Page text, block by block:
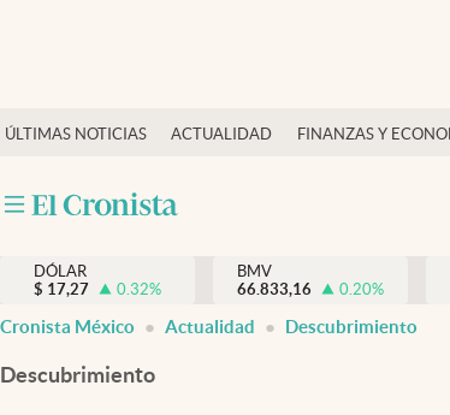
ÚLTIMAS NOTICIAS ACTUALIDAD FINANZAS Y
Actualidad
Internacionales
Opinión
Brand Strategy
DÓLAR
$ 17,27 0.32%
BMV
66.833,16
0.20%
Cronista México Actualidad Descubrimiento
Descubrimiento